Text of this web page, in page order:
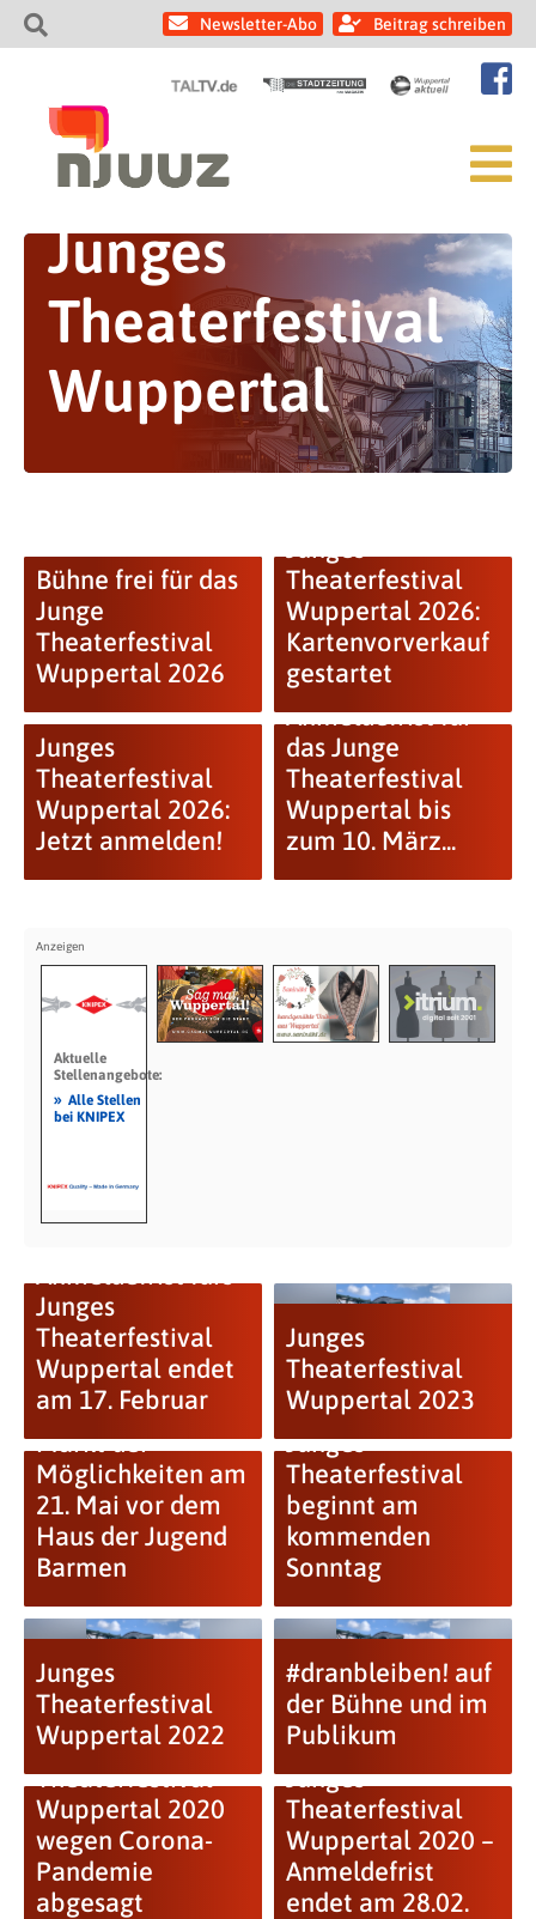
Newsletter-Abo Beitrag schreiben
Junges
Theaterfestival
Wuppertal
Bühne frei für das
Junge
Theaterfestival
Wuppertal 2026
Theaterfestival
Wuppertal 2026:
Kartenvorverkauf
gestartet
Junges
Theaterfestival
Wuppertal 2026:
Jetzt anmelden!
Anmeldefrist für
das Junge
Theaterfestival
Wuppertal bis
zum 10. März...
Aktuelle
Stellenangebote:
» Alle Stellen
bei KNIPEX
Junges
Theaterfestival
Wuppertal endet
am 17. Februar
Junges
Theaterfestival
Wuppertal 2023
Markt der
Möglichkeiten am
21. Mai vor dem
Haus der Jugend
Barmen
Junges
Theaterfestival
beginnt am
kommenden
Sonntag
Junges
Theaterfestival
Wuppertal 2022
#dranbleiben! auf
der Bühne und im
Publikum
Junges
Theaterfestival
Wuppertal 2020
wegen Corona-
Pandemie
abgesagt
Junges
Theaterfestival
Wuppertal 2020 –
Anmeldefrist
endet am 28.02.